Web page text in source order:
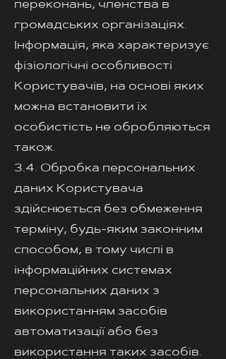
переконань, членства в
громадських організаціях.
Інформація, яка характеризує
фізіологічні особливості
Користувачів, на основі яких
можна встановити їх
особистість не обробляються
також.
3.4. Обробка персональних
даних Користувача
здійснюється без обмеження
терміну, будь-яким законним
способом, в тому числі в
інформаційних системах
персональних даних з
використанням засобів
автоматизації або без
використання таких засобів.